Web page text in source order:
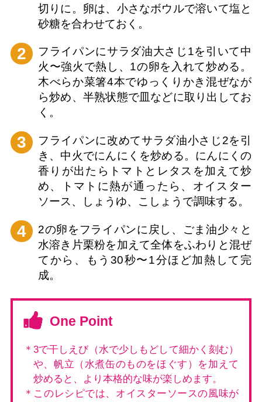
切りに。卵は、小さなボウルで溶いて塩と
砂糖を合わせておく。
2
フライパンにサラダ油大さじ1を引いて中
火〜強火で熱し、1の卵を入れて炒める。
木べらか菜箸4本でゆっくりかき混ぜなが
ら炒め、半熟状態で皿などに取り出してお
く。
3
フライパンに改めてサラダ油小さじ2を引
き、中火でにんにくを炒める。にんにくの
香りが出たらトマトとレタスを加えて炒
め、トマトに熱が通ったら、オイスター
ソース、しょうゆ、こしょうで調味する。
4
2の卵をフライパンに戻し、ごま油少々と
水溶き片栗粉を加えて全体をふわりと混ぜ
てから、もう30秒〜1分ほど加熱して完
成。
One Point
＊3で干しえび（水で少しもどして細かく刻む）
や、帆立（水煮缶のものをほぐす）を加えて
炒めると、より本格的な味が楽しめます。
＊このレシピでは、オイスターソースの風味が